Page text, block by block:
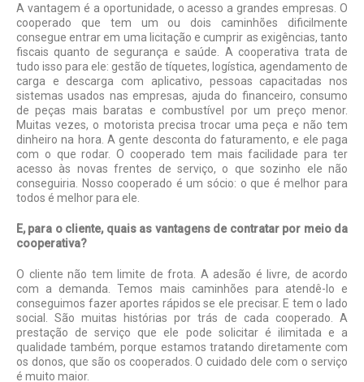
A vantagem é a oportunidade, o acesso a grandes empresas. O
cooperado que tem um ou dois caminhões dificilmente
consegue entrar em uma licitação e cumprir as exigências, tanto
fiscais quanto de segurança e saúde. A cooperativa trata de
tudo isso para ele: gestão de tíquetes, logística, agendamento de
carga e descarga com aplicativo, pessoas capacitadas nos
sistemas usados nas empresas, ajuda do financeiro, consumo
de peças mais baratas e combustível por um preço menor.
Muitas vezes, o motorista precisa trocar uma peça e não tem
dinheiro na hora. A gente desconta do faturamento, e ele paga
com o que rodar. O cooperado tem mais facilidade para ter
acesso às novas frentes de serviço, o que sozinho ele não
conseguiria. Nosso cooperado é um sócio: o que é melhor para
todos é melhor para ele.
E, para o cliente, quais as vantagens de contratar por meio da
cooperativa?
O cliente não tem limite de frota. A adesão é livre, de acordo
com a demanda. Temos mais caminhões para atendê-lo e
conseguimos fazer aportes rápidos se ele precisar. E tem o lado
social. São muitas histórias por trás de cada cooperado. A
prestação de serviço que ele pode solicitar é ilimitada e a
qualidade também, porque estamos tratando diretamente com
os donos, que são os cooperados. O cuidado dele com o serviço
é muito maior.